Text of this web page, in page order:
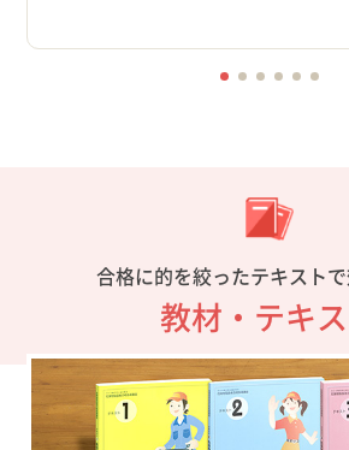
合格に的を絞ったテキストで
教材・テキ